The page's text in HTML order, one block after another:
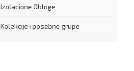
Izolacione Obloge
Kolekcije i posebne grupe